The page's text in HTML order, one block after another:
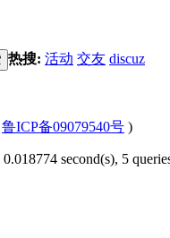
热搜: 活动 交友 discuz
鲁ICP备09079540号 )
0.018774 second(s), 5